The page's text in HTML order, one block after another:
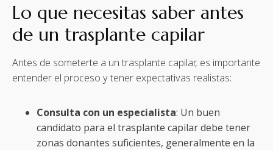
Lo que necesitas saber antes
de un trasplante capilar
Antes de someterte a un trasplante capilar, es importante
entender el proceso y tener expectativas realistas:
Consulta con un especialista: Un buen
candidato para el trasplante capilar debe tener
zonas donantes suficientes, generalmente en la